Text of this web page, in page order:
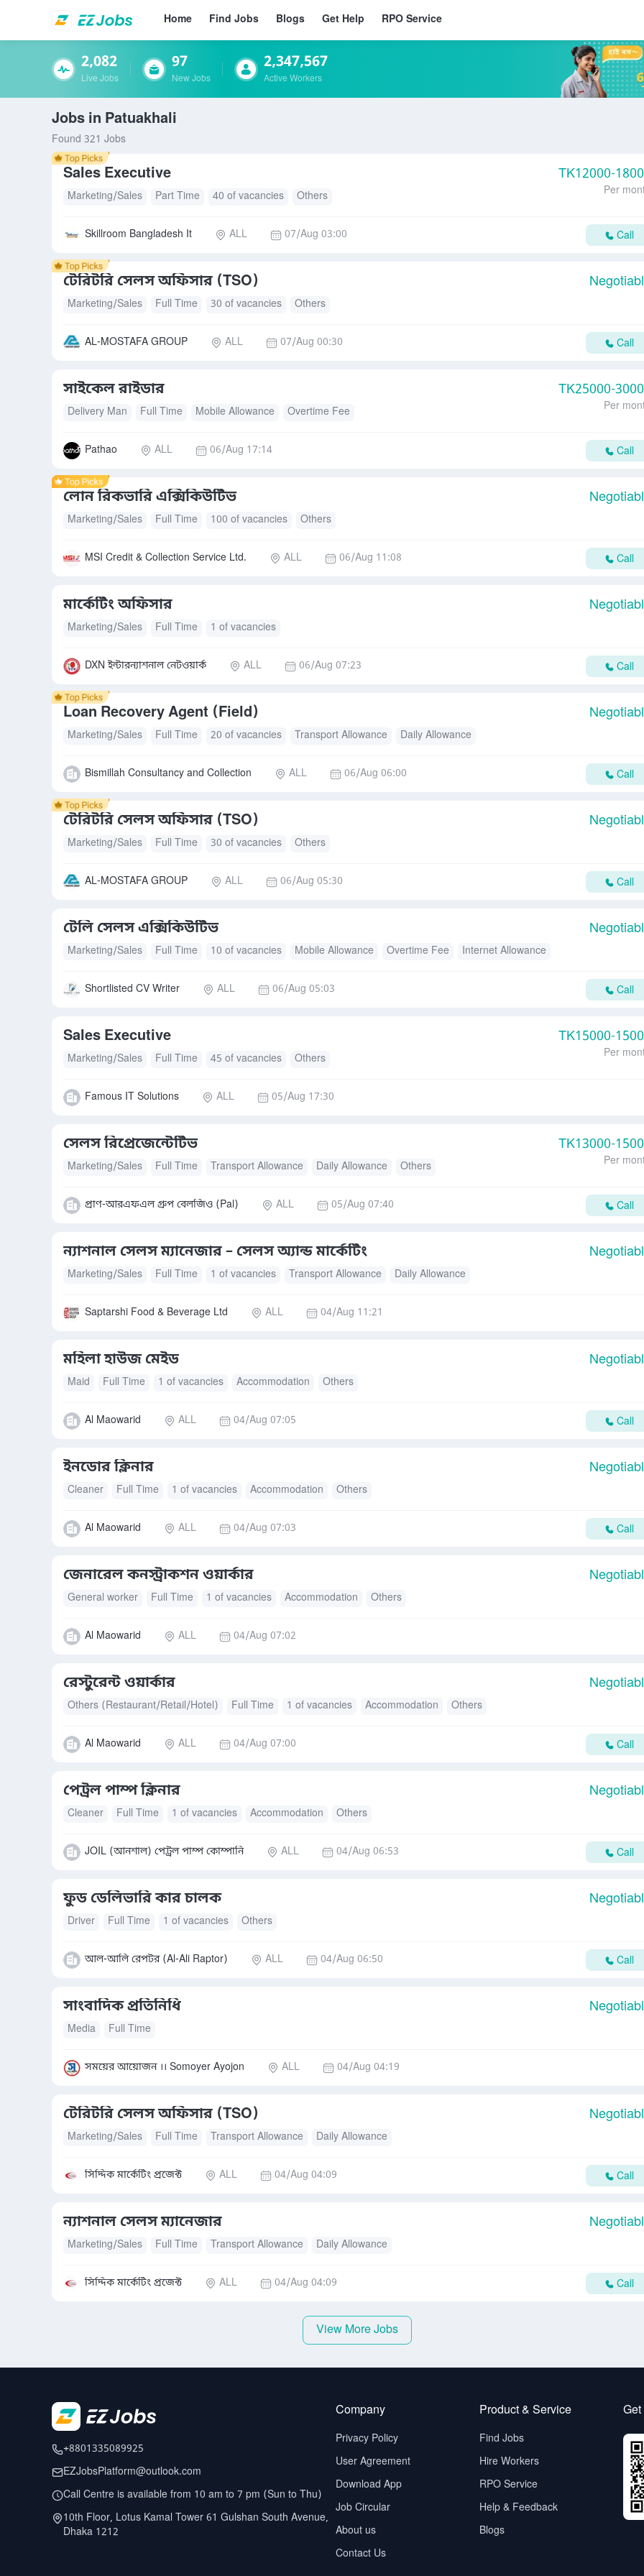
Home Find Jobs Blogs Get Help RPO Service
2,082
Live Jobs
97
New Jobs
2,347,567
Active Workers
Jobs in Patuakhali
Found 321 Jobs
Sales Executive TK12000-
Marketing/Sales Part Time 40 of vacancies Others Per
Skillroom Bangladesh It ALL 07/Aug 03:00 Call
টেরিটরি সেলস অফিসার (TSO)
Marketing/Sales Full Time 30 of vacancies Others
AL-MOSTAFA GROUP ALL 07/Aug 00:30 Call
সাইকেল রাইডার TK25000-
Delivery Man Full Time Mobile Allowance Overtime Fee Per
Pathao ALL 06/Aug 17:14 Call
লোন রিকভারি এক্সিকিউটিভ
Marketing/Sales Full Time 100 of vacancies Others
MSI Credit & Collection Service Ltd. ALL 06/Aug 11:08 Call
মার্কেটিং অফিসার
Marketing/Sales Full Time 1 of vacancies
DXN ইন্টারন্যাশনাল নেটওয়ার্ক ALL 06/Aug 07:23 Call
Loan Recovery Agent (Field)
Marketing/Sales Full Time 20 of vacancies Transport Allowance Daily Allowance
Bismillah Consultancy and Collection ALL 06/Aug 06:00 Call
টেরিটরি সেলস অফিসার (TSO)
Marketing/Sales Full Time 30 of vacancies Others
AL-MOSTAFA GROUP ALL 06/Aug 05:30 Call
টেলি সেলস এক্সিকিউটিভ
Marketing/Sales Full Time 10 of vacancies Mobile Allowance Overtime Fee Internet Allowance
Shortlisted CV Writer ALL 06/Aug 05:03 Call
Sales Executive TK15000-
Marketing/Sales Full Time 45 of vacancies Others Per
Famous IT Solutions ALL 05/Aug 17:30
সেলস রিপ্রেজেন্টেটিভ TK13000-
Marketing/Sales Full Time Transport Allowance Daily Allowance Others Per
প্রাণ-আরএফএল গ্রুপ বেলজিও (Pal) ALL 05/Aug 07:40 Call
ন্যাশনাল সেলস ম্যানেজার – সেলস অ্যান্ড মার্কেটিং
Marketing/Sales Full Time 1 of vacancies Transport Allowance Daily Allowance
Saptarshi Food & Beverage Ltd ALL 04/Aug 11:21
মহিলা হাউজ মেইড
Maid Full Time 1 of vacancies Accommodation Others
Al Maowarid ALL 04/Aug 07:05 Call
ইনডোর ক্লিনার
Cleaner Full Time 1 of vacancies Accommodation Others
Al Maowarid ALL 04/Aug 07:03 Call
জেনারেল কনস্ট্রাকশন ওয়ার্কার
General worker Full Time 1 of vacancies Accommodation Others
Al Maowarid ALL 04/Aug 07:02
রেস্টুরেন্ট ওয়ার্কার
Others (Restaurant/Retail/Hotel) Full Time 1 of vacancies Accommodation Others
Al Maowarid ALL 04/Aug 07:00 Call
পেট্রল পাম্প ক্লিনার
Cleaner Full Time 1 of vacancies Accommodation Others
JOIL (আনশাল) পেট্রল পাম্প কোম্পানি ALL 04/Aug 06:53 Call
ফুড ডেলিভারি কার চালক
Driver Full Time 1 of vacancies Others
আল-আলি রেপটর (Al-Ali Raptor) ALL 04/Aug 06:50 Call
সাংবাদিক প্রতিনিধি
Media Full Time
সময়ের আয়োজন ।। Somoyer Ayojon ALL 04/Aug 04:19
টেরিটরি সেলস অফিসার (TSO)
Marketing/Sales Full Time Transport Allowance Daily Allowance
সিদ্দিক মার্কেটিং প্রজেক্ট ALL 04/Aug 04:09 Call
ন্যাশনাল সেলস ম্যানেজার
Marketing/Sales Full Time Transport Allowance Daily Allowance
সিদ্দিক মার্কেটিং প্রজেক্ট ALL 04/Aug 04:09 Call
View More Jobs
+8801335089925
EZJobsPlatform@outlook.com
Call Centre is available from 10 am to 7 pm (Sun to Thu)
10th Floor, Lotus Kamal Tower 61 Gulshan South Avenue,
Dhaka 1212
Company
Privacy Policy
User Agreement
Download App
Job Circular
About us
Contact Us
Product & Service
Find Jobs
Hire Workers
RPO Service
Help & Feedback
Blogs